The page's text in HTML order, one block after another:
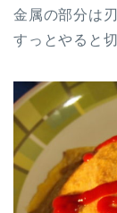
金属の部分は
すっとやると